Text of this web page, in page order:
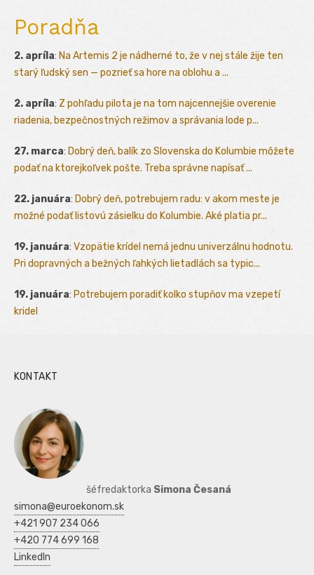
Poradňa
2. apríla: Na Artemis 2 je nádherné to, že v nej stále žije ten
starý ľudský sen — pozrieť sa hore na oblohu a ...
2. apríla: Z pohľadu pilota je na tom najcennejšie overenie
riadenia, bezpečnostných režimov a správania lode p...
27. marca: Dobrý deň, balík zo Slovenska do Kolumbie môžete
podať na ktorejkoľvek pošte. Treba správne napísať ...
22. januára: Dobrý deň, potrebujem radu: v akom meste je
možné podať listovú zásielku do Kolumbie. Aké platia pr...
19. januára: Vzopätie krídel nemá jednu univerzálnu hodnotu.
Pri dopravných a bežných ľahkých lietadlách sa typic...
19. januára: Potrebujem poradiť kolko stupňov ma vzepetí
kridel
KONTAKT
šéfredaktorka Simona Česaná
simona@euroekonom.sk
+421 907 234 066
+420 774 699 168
LinkedIn